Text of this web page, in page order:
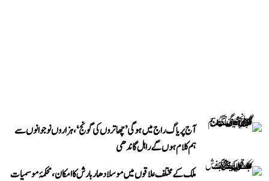
آج پریاگ راج میں ہوگی ’چھاتروں کی گونج‘، ہزاروں نوجوانوں سے
ہم کلام ہوں گے راہل گاندھی
ملک کے مختلف علاقوں میں موسلادھار بارش کا امکان، محکمۂ موسمیات